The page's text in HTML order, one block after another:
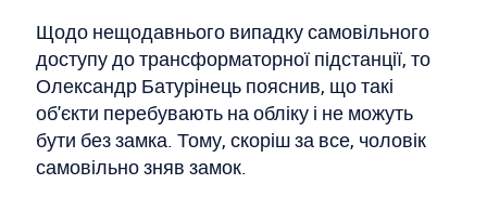
Щодо нещодавнього випадку самовільного
доступу до трансформаторної підстанції, то
Олександр Батурінець пояснив, що такі
об'єкти перебувають на обліку і не можуть
бути без замка. Тому, скоріш за все, чоловік
самовільно зняв замок.